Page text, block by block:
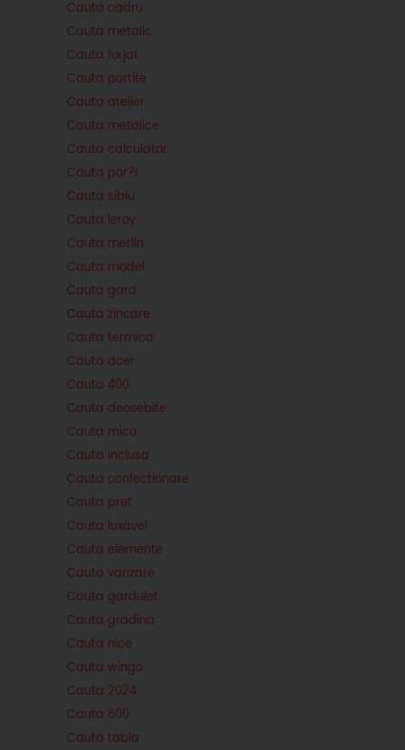
Cauta cadru
Cauta metalic
Cauta forjat
Cauta portite
Cauta atelier
Cauta metalice
Cauta calculator
Cauta por?i
Cauta sibiu
Cauta leroy
Cauta merlin
Cauta model
Cauta gard
Cauta zincare
Cauta termica
Cauta acer
Cauta 400
Cauta deosebite
Cauta mica
Cauta inclusa
Cauta confectionare
Cauta pret
Cauta luxavel
Cauta elemente
Cauta vanzare
Cauta gardulet
Cauta gradina
Cauta nice
Cauta wingo
Cauta 2024
Cauta 600
Cauta tabla